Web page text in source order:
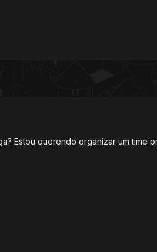
Estou querendo organizar um time